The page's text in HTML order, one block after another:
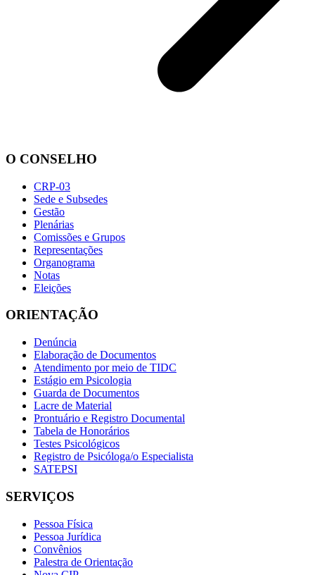
O CONSELHO
CRP-03
Sede e Subsedes
Gestão
Plenárias
Comissões e Grupos
Representações
Organograma
Notas
Eleições
ORIENTAÇÃO
Denúncia
Elaboração de Documentos
Atendimento por meio de TIDC
Estágio em Psicologia
Guarda de Documentos
Lacre de Material
Prontuário e Registro Documental
Tabela de Honorários
Testes Psicológicos
Registro de Psicóloga/o Especialista
SATEPSI
SERVIÇOS
Pessoa Física
Pessoa Jurídica
Convênios
Palestra de Orientação